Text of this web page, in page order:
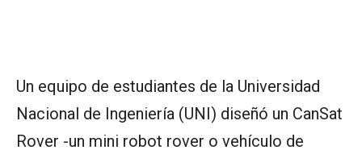
Un equipo de estudiantes de la Universidad
Nacional de Ingeniería (UNI) diseñó un CanSat
Rover -un mini robot rover o vehículo de